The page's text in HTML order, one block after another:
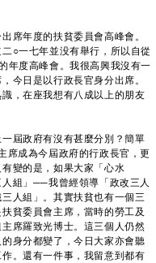
年度的扶貧委員會高峰會。
○一七年並没有舉行，所以自從
年度高峰會。我很高興我沒有一
今日是以行政長官身分出席。
，在座我想有八成以上的朋友
屆政府有沒有甚麼分別？簡單
席成為今屆政府的行政長官，更
變的是，如果大家「心水
組」──我曾經領導「政改三人
人組」。其實扶貧也有一個三
貧委員會主席，當時的勞工及
席羅致光博士。這三個人仍然
身分都變了，今日大家亦會聽
。還有一件事，我留意到都有